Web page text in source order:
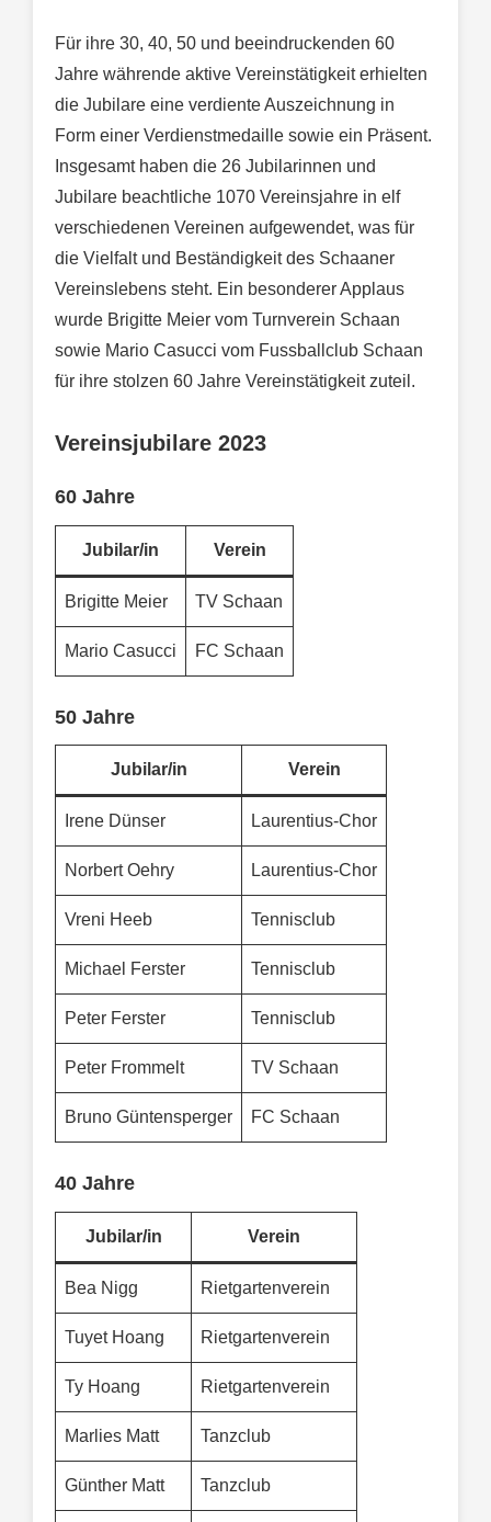
Für ihre 30, 40, 50 und beeindruckenden 60
Jahre währende aktive Vereinstätigkeit erhielten
die Jubilare eine verdiente Auszeichnung in
Form einer Verdienstmedaille sowie ein Präsent.
Insgesamt haben die 26 Jubilarinnen und
Jubilare beachtliche 1070 Vereinsjahre in elf
verschiedenen Vereinen aufgewendet, was für
die Vielfalt und Beständigkeit des Schaaner
Vereinslebens steht. Ein besonderer Applaus
wurde Brigitte Meier vom Turnverein Schaan
sowie Mario Casucci vom Fussballclub Schaan
für ihre stolzen 60 Jahre Vereinstätigkeit zuteil.
Vereinsjubilare 2023
60 Jahre
Jubilar/in Verein
Brigitte Meier TV Schaan
Mario Casucci FC Schaan
50 Jahre
Jubilar/in Verein
Irene Dünser Laurentius-Chor
Norbert Oehry Laurentius-Chor
Vreni Heeb Tennisclub
Michael Ferster Tennisclub
Peter Ferster Tennisclub
Peter Frommelt TV Schaan
Bruno Güntensperger FC Schaan
40 Jahre
Jubilar/in Verein
Bea Nigg Rietgartenverein
Tuyet Hoang Rietgartenverein
Ty Hoang Rietgartenverein
Marlies Matt Tanzclub
Günther Matt Tanzclub